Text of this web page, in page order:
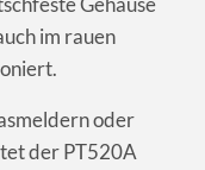
im rauen
oder
der PT520A